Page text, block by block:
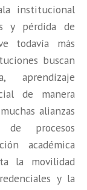
institucional
y pérdida de
todavía más
buscan
aprendizaje
de manera
alianzas
de procesos
académica
la movilidad
y la